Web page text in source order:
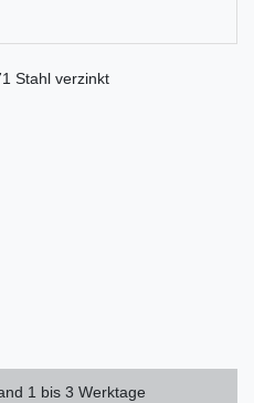
Stahl verzinkt
1 bis 3 Werktage